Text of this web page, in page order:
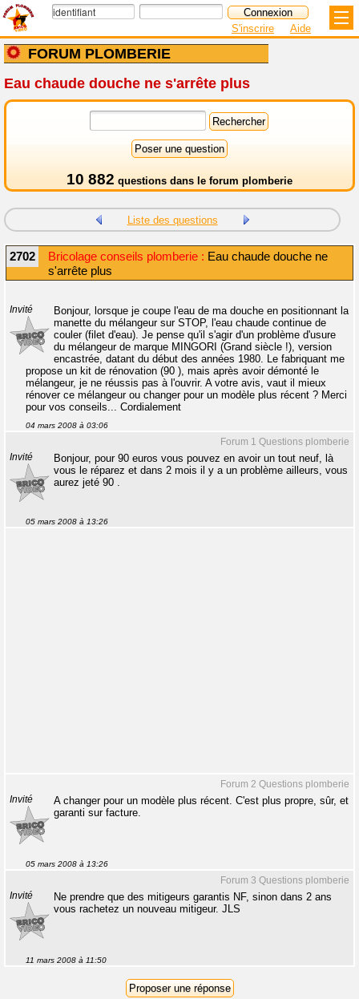
FORUM PLOMBERIE
S'inscrire Aide
Eau chaude douche ne s'arrête plus
10 882 questions dans le forum plomberie
Liste des questions
2702 Bricolage conseils plomberie : Eau chaude douche ne
s'arrête plus
Invité
Bonjour, lorsque je coupe l'eau de ma douche en positionnant la
manette du mélangeur sur STOP, l'eau chaude continue de
couler (filet d'eau). Je pense qu'il s'agir d'un problème d'usure
du mélangeur de marque MINGORI (Grand siècle !), version
encastrée, datant du début des années 1980. Le fabriquant me
propose un kit de rénovation (90 ), mais après avoir démonté le
mélangeur, je ne réussis pas à l'ouvrir. A votre avis, vaut il mieux
rénover ce mélangeur ou changer pour un modèle plus récent ? Merci
pour vos conseils... Cordialement
04 mars 2008 à 03:06
Forum 1 Questions plomberie
Invité
Bonjour, pour 90 euros vous pouvez en avoir un tout neuf, là
vous le réparez et dans 2 mois il y a un problème ailleurs, vous
aurez jeté 90 .
05 mars 2008 à 13:26
Forum 2 Questions plomberie
Invité
A changer pour un modèle plus récent. C'est plus propre, sûr, et
garanti sur facture.
05 mars 2008 à 13:26
Forum 3 Questions plomberie
Invité
Ne prendre que des mitigeurs garantis NF, sinon dans 2 ans
vous rachetez un nouveau mitigeur. JLS
11 mars 2008 à 11:50